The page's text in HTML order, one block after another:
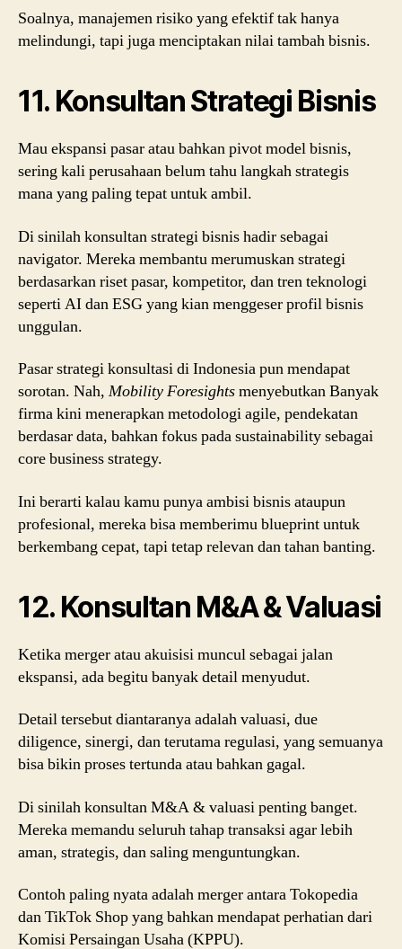
Soalnya, manajemen risiko yang efektif tak hanya
melindungi, tapi juga menciptakan nilai tambah bisnis.
11. Konsultan Strategi Bisnis
Mau ekspansi pasar atau bahkan pivot model bisnis,
sering kali perusahaan belum tahu langkah strategis
mana yang paling tepat untuk ambil.
Di sinilah konsultan strategi bisnis hadir sebagai
navigator. Mereka membantu merumuskan strategi
berdasarkan riset pasar, kompetitor, dan tren teknologi
seperti AI dan ESG yang kian menggeser profil bisnis
unggulan.
Pasar strategi konsultasi di Indonesia pun mendapat
sorotan. Nah, Mobility Foresightsmenyebutkan Banyak
firma kini menerapkan metodologi agile, pendekatan
berdasar data, bahkan fokus pada sustainability sebagai
core business strategy.
Ini berarti kalau kamu punya ambisi bisnis ataupun
profesional, mereka bisa memberimu blueprint untuk
berkembang cepat, tapi tetap relevan dan tahan banting.
12. Konsultan M&A & Valuasi
Ketika merger atau akuisisi muncul sebagai jalan
ekspansi, ada begitu banyak detail menyudut.
Detail tersebut diantaranya adalah valuasi, due
diligence, sinergi, dan terutama regulasi, yang semuanya
bisa bikin proses tertunda atau bahkan gagal.
Di sinilah konsultan M&A & valuasi penting banget.
Mereka memandu seluruh tahap transaksi agar lebih
aman, strategis, dan saling menguntungkan.
Contoh paling nyata adalah merger antara Tokopedia
dan TikTok Shop yang bahkan mendapat perhatian dari
Komisi Persaingan Usaha (KPPU).